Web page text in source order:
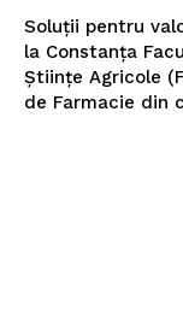
Soluții pentru
la Constanța Facultatea de Științe ale Naturii și
Științe Agricole
de Farmacie din